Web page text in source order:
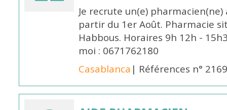
Je recrute un(e)
partir du 1er Août. Pharmacie
Habbous. Horaires 9h 12h -
moi : 0671762180
Casablanca | Références n°